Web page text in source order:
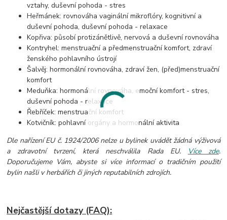
vztahy, duševní pohoda - stres
Heřmánek: rovnováha vaginální mikroflóry, kognitivní a
duševní pohoda, duševní pohoda - relaxace
Kopřiva: působí protizánětlivě, nervová a duševní rovnováha
Kontryhel: menstruační a předmenstruační komfort, zdraví
ženského pohlavního ústrojí
Šalvěj: hormonální rovnováha, zdraví žen, (před)menstruační
komfort
Meduňka: hormonální rovnováha, emoční komfort - stres,
duševní pohoda - relaxace
Řebříček: menstruační komfort
Kotvičník: pohlavní orgány a hormonální aktivita
Dle nařízení EU č. 1924/2006 nelze u bylinek uvádět žádná výživová
a zdravotní tvrzení, která neschválila Rada EU.
Více zde.
Doporučujeme Vám, abyste si více informací o tradičním použití
bylin našli v herbářích či jiných reputabilních zdrojích.
Nejčastější dotazy (FAQ):